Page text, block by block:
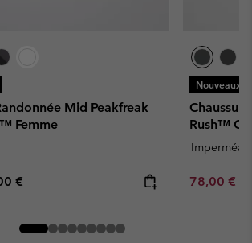
Mid Peakfreak
Femme
price:
€
Nouveaux
Rush™
Minimum
78,00 €